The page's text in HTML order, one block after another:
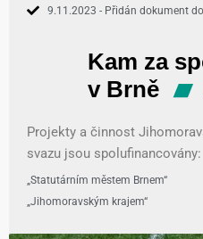
9.11.2023 - Přidán dokument do
Projekty a činnost
svazu jsou spolufinancovány:
„Statutárním městem Brnem“
„Jihomoravským krajem“